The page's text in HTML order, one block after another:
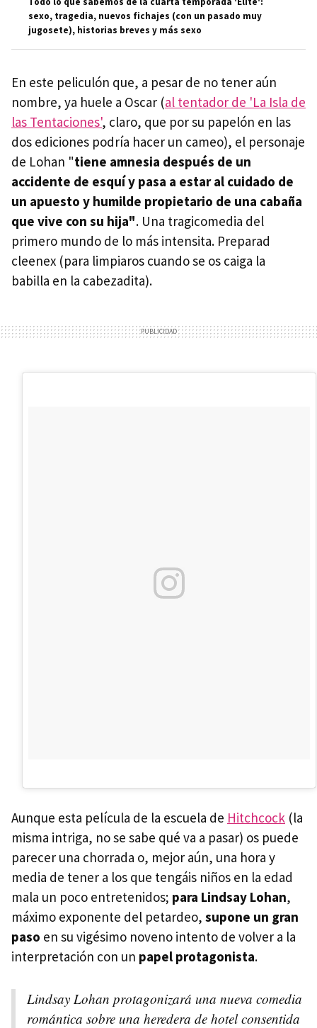
sexo, tragedia, nuevos fichajes (con un pasado muy
jugosete), historias breves y más sexo
En este peliculón que, a pesar de no tener aún
nombre, ya huele a Oscar (al tentador de 'La Isla de
las Tentaciones', claro, que por su papelón en las
dos ediciones podría hacer un cameo), el personaje
de Lohan "tiene amnesia después de un
accidente de esquí y pasa a estar al cuidado de
un apuesto y humilde propietario de una cabaña
que vive con su hija". Una tragicomedia del
primero mundo de lo más intensita. Preparad
cleenex (para limpiaros cuando se os caiga la
babilla en la cabezadita).
Aunque esta película de la escuela de Hitchcock (la
misma intriga, no se sabe qué va a pasar) os puede
parecer una chorrada o, mejor aún, una hora y
media de tener a los que tengáis niños en la edad
mala un poco entretenidos; para Lindsay Lohan,
máximo exponente del petardeo, supone un gran
paso en su vigésimo noveno intento de volver a la
interpretación con un papel protagonista.
Lindsay Lohan protagonizará una nueva comedia
romántica sobre una heredera de hotel consentida